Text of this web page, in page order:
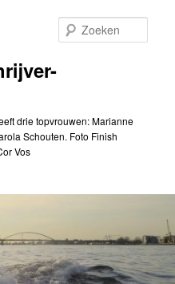
drie topvrouwen: Marianne
Schouten. Foto Finish
Vos